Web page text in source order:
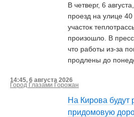
В четверг, 6
проезд на улице
участок
произошло. В
что работы из-за
продлены до
14:45, 6 августа 2026
Город Глазами Горожан
На Кирова будут
придомовую